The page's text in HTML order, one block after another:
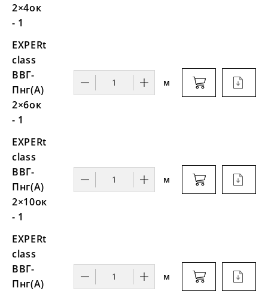
2×4ок
- 1
EXPERt
class
ВВГ-
Пнг(А)
2×6ок
- 1
м
EXPERt
class
ВВГ-
Пнг(А)
2×10ок
- 1
м
EXPERt
class
ВВГ-
Пнг(А)
м